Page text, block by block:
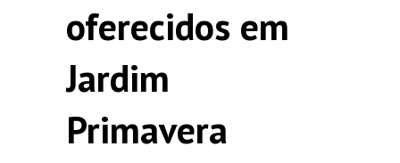
oferecidos em
Jardim
Primavera